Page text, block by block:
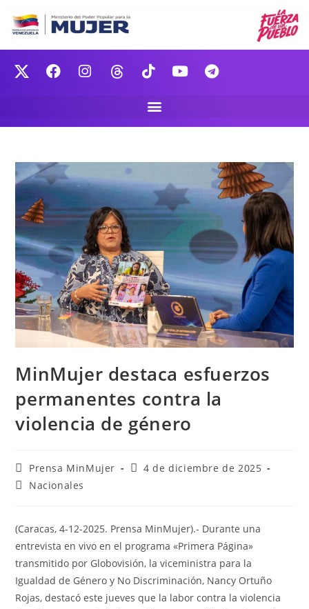
MinMujer destaca esfuerzos
permanentes contra la
violencia de género
Prensa MinMujer
4 de diciembre de 2025
Nacionales
(Caracas, 4-12-2025. Prensa MinMujer).- Durante una
entrevista en vivo en el programa «Primera Página»
transmitido por Globovisión, la viceministra para la
Igualdad de Género y No Discriminación, Nancy Ortuño
Rojas, destacó este jueves que la labor contra la violencia